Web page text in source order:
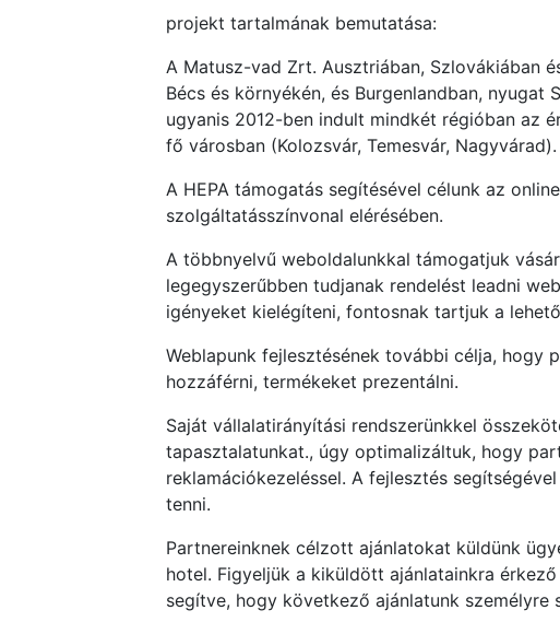
projekt tartalmának bemutatása:
A Matusz-vad Zrt. Ausztriában, Szlovákiában
Bécs és környékén, és Burgenlandban,
ugyanis 2012-ben indult mindkét régióban az
fő városban (Kolozsvár, Temesvár, Nagyvárad).
A HEPA támogatás segítésével célunk az
szolgáltatásszínvonal elérésében.
A többnyelvű weboldalunkkal támogatjuk
legegyszerűbben tudjanak rendelést leadni
igényeket kielégíteni, fontosnak tartjuk a
Weblapunk fejlesztésének további célja,
hozzáférni, termékeket prezentálni.
Saját vállalatirányítási rendszerünkkel
tapasztalatunkat., úgy optimalizáltuk, hogy
reklamációkezeléssel. A fejlesztés
tenni.
Partnereinknek célzott ajánlatokat küldünk
hotel. Figyeljük a kiküldött ajánlatainkra
segítve, hogy következő ajánlatunk személyre